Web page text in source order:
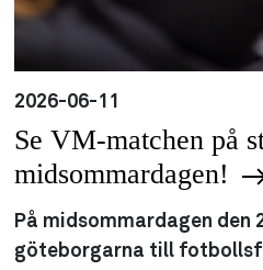
2026-06-11
Se VM-matchen på
midsommardagen!
På midsommardagen den
göteborgarna till